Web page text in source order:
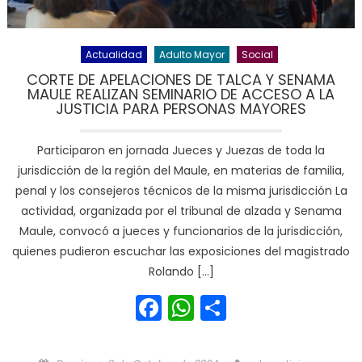
Actualidad Adulto Mayor Social
CORTE DE APELACIONES DE TALCA Y SENAMA
MAULE REALIZAN SEMINARIO DE ACCESO A LA
JUSTICIA PARA PERSONAS MAYORES
Participaron en jornada Jueces y Juezas de toda la
jurisdicción de la región del Maule, en materias de familia,
penal y los consejeros técnicos de la misma jurisdicción La
actividad, organizada por el tribunal de alzada y Senama
Maule, convocó a jueces y funcionarios de la jurisdicción,
quienes pudieron escuchar las exposiciones del magistrado
Rolando […]
Facebook
WhatsApp